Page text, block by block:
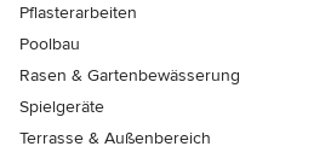
Pflasterarbeiten
Poolbau
Rasen & Gartenbewässerung
Spielgeräte
Terrasse & Außenbereich